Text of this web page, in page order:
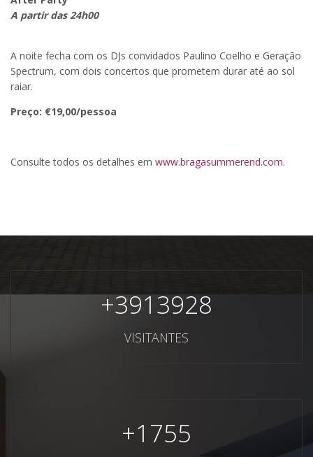
A partir das 24h00
A noite fecha com os DJs convidados Paulino Coelho e Geração
Spectrum, com dois concertos que prometem durar até ao sol
raiar.
Preço: €19,00/pessoa
Consulte todos os detalhes em www.bragasummerend.com.
+3913928
VISITANTES
+1755